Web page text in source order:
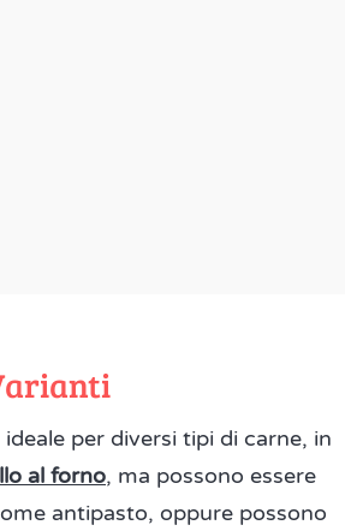
per diversi tipi di carne, in
al forno, ma possono essere
antipasto, oppure possono